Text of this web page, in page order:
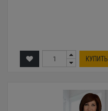
КУПИТЬ